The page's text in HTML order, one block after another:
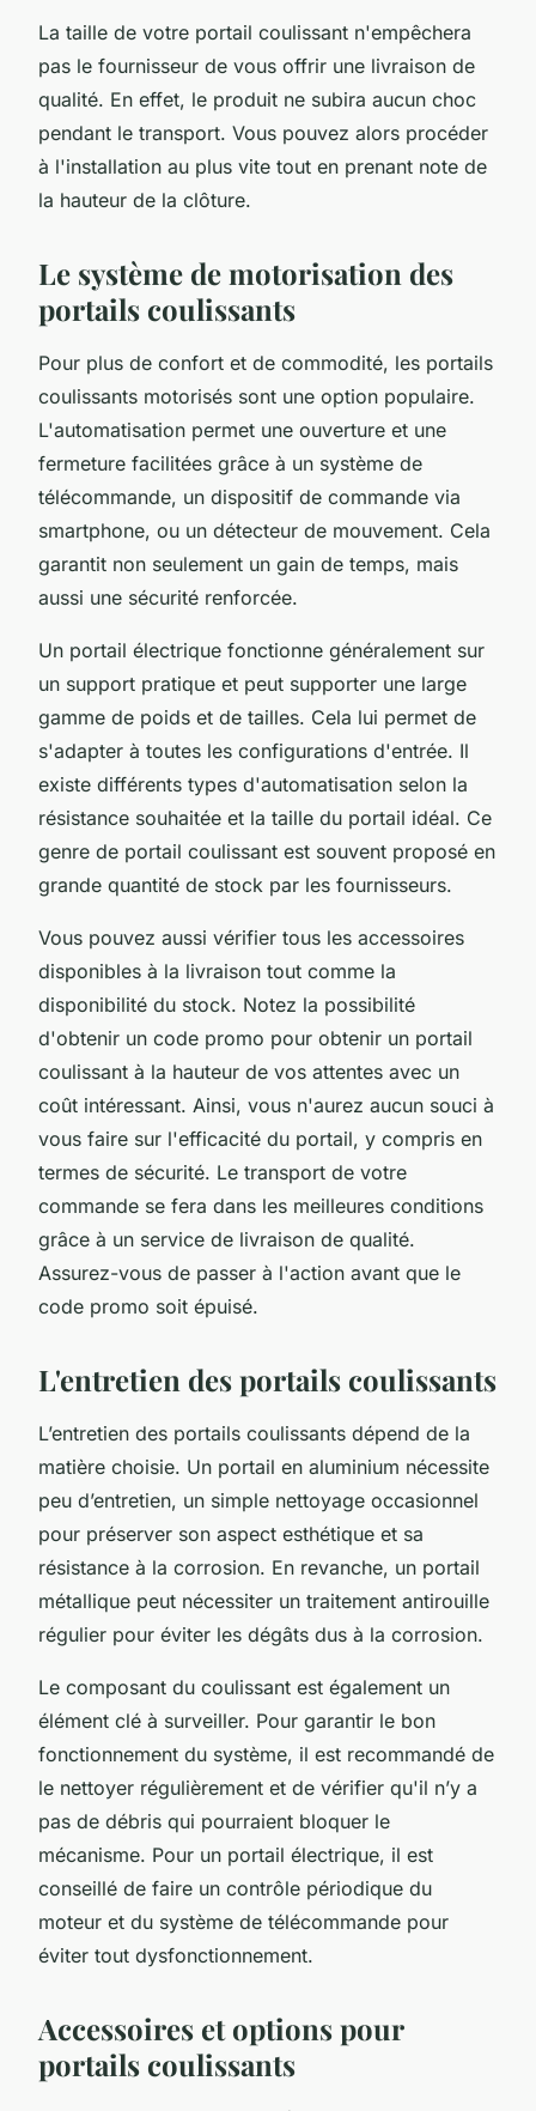
La taille de votre portail coulissant n'empêchera
pas le fournisseur de vous offrir une livraison de
qualité. En effet, le produit ne subira aucun choc
pendant le transport. Vous pouvez alors procéder
à l'installation au plus vite tout en prenant note de
la hauteur de la clôture.
Le système de motorisation des
portails coulissants
Pour plus de confort et de commodité, les portails
coulissants motorisés sont une option populaire.
L'automatisation permet une ouverture et une
fermeture facilitées grâce à un système de
télécommande, un dispositif de commande via
smartphone, ou un détecteur de mouvement. Cela
garantit non seulement un gain de temps, mais
aussi une sécurité renforcée.
Un portail électrique fonctionne généralement sur
un support pratique et peut supporter une large
gamme de poids et de tailles. Cela lui permet de
s'adapter à toutes les configurations d'entrée. Il
existe différents types d'automatisation selon la
résistance souhaitée et la taille du portail idéal. Ce
genre de portail coulissant est souvent proposé en
grande quantité de stock par les fournisseurs.
Vous pouvez aussi vérifier tous les accessoires
disponibles à la livraison tout comme la
disponibilité du stock. Notez la possibilité
d'obtenir un code promo pour obtenir un portail
coulissant à la hauteur de vos attentes avec un
coût intéressant. Ainsi, vous n'aurez aucun souci à
vous faire sur l'efficacité du portail, y compris en
termes de sécurité. Le transport de votre
commande se fera dans les meilleures conditions
grâce à un service de livraison de qualité.
Assurez-vous de passer à l'action avant que le
code promo soit épuisé.
L'entretien des portails coulissants
L’entretien des portails coulissants dépend de la
matière choisie. Un portail en aluminium nécessite
peu d’entretien, un simple nettoyage occasionnel
pour préserver son aspect esthétique et sa
résistance à la corrosion. En revanche, un portail
métallique peut nécessiter un traitement antirouille
régulier pour éviter les dégâts dus à la corrosion.
Le composant du coulissant est également un
élément clé à surveiller. Pour garantir le bon
fonctionnement du système, il est recommandé de
le nettoyer régulièrement et de vérifier qu'il n’y a
pas de débris qui pourraient bloquer le
mécanisme. Pour un portail électrique, il est
conseillé de faire un contrôle périodique du
moteur et du système de télécommande pour
éviter tout dysfonctionnement.
Accessoires et options pour
portails coulissants